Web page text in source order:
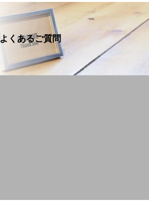
よくあるご質問